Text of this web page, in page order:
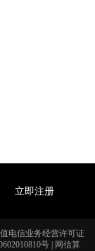
立即注册
电信业务经营许可证
号 网信算